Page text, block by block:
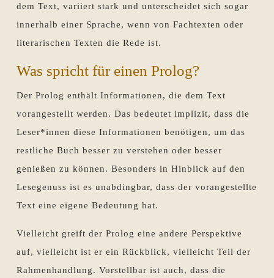
dem Text, variiert stark und unterscheidet sich sogar
innerhalb einer Sprache, wenn von Fachtexten oder
literarischen Texten die Rede ist.
Was spricht für einen Prolog?
Der Prolog enthält Informationen, die dem Text
vorangestellt werden. Das bedeutet implizit, dass die
Leser*innen diese Informationen benötigen, um das
restliche Buch besser zu verstehen oder besser
genießen zu können. Besonders in Hinblick auf den
Lesegenuss ist es unabdingbar, dass der vorangestellte
Text eine eigene Bedeutung hat.
Vielleicht greift der Prolog eine andere Perspektive
auf, vielleicht ist er ein Rückblick, vielleicht Teil der
Rahmenhandlung. Vorstellbar ist auch, dass die